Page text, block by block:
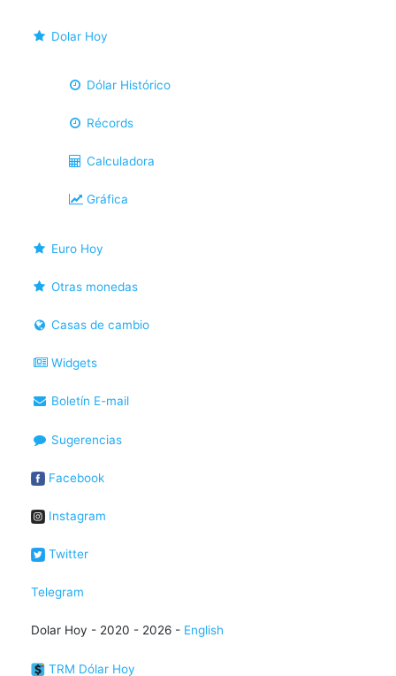
Dolar Hoy
Dólar Histórico
Récords
Calculadora
Gráfica
Euro Hoy
Otras monedas
Casas de cambio
Widgets
Boletín E-mail
Sugerencias
Facebook
Instagram
Twitter
Telegram
Dolar Hoy - 2020 - 2026 - English
TRM Dólar Hoy